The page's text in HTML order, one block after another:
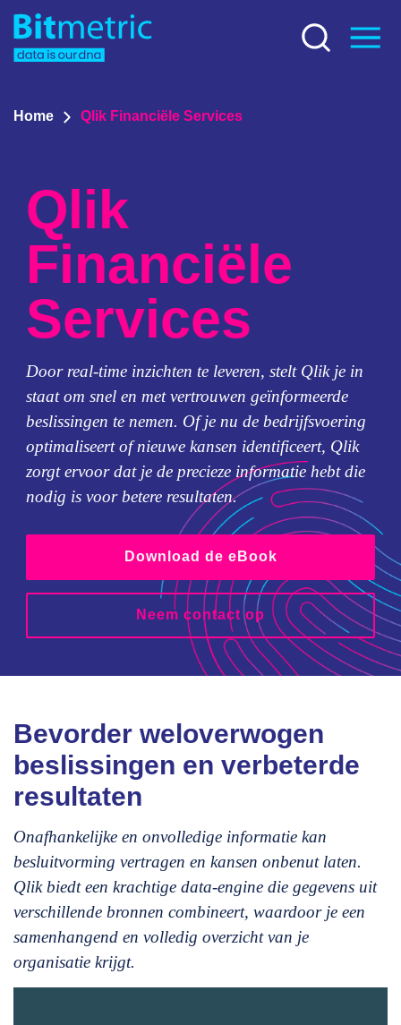
Home Qlik Financiële Services
Qlik
Financiële
Services
Door real-time inzichten te leveren, stelt Qlik je in
staat om snel en met vertrouwen geïnformeerde
beslissingen te nemen. Of je nu de bedrijfsvoering
optimaliseert of nieuwe kansen identificeert, Qlik
zorgt ervoor dat je de precieze informatie hebt die
nodig is voor betere resultaten.
Download de eBook
Neem contact op
Bevorder weloverwogen
beslissingen en verbeterde
resultaten
Onafhankelijke en onvolledige informatie kan
besluitvorming vertragen en kansen onbenut laten.
Qlik biedt een krachtige data-engine die gegevens uit
verschillende bronnen combineert, waardoor je een
samenhangend en volledig overzicht van je
organisatie krijgt.